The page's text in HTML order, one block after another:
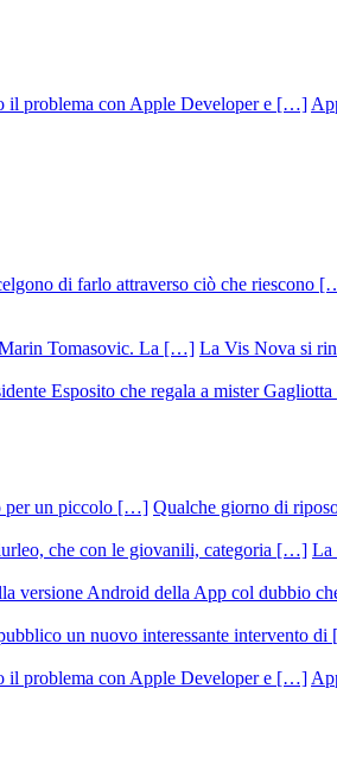
La Vis Nova si
Qualche giorno di
La